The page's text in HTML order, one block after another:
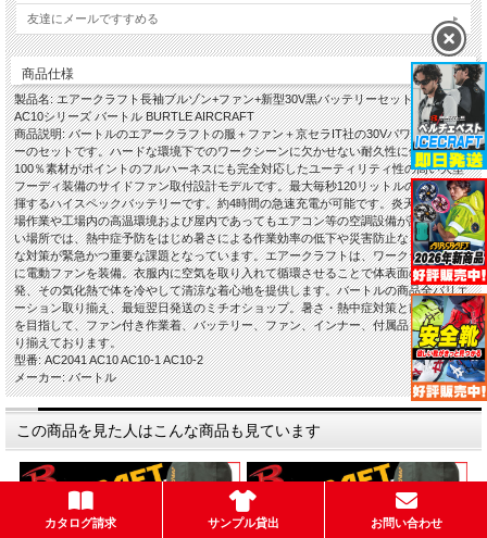
友達にメールですすめる
商品仕様
製品名: エアークラフト長袖ブルゾン+ファン+新型30V黒バッテリーセット AC2041
AC10シリーズ バートル BURTLE AIRCRAFT
商品説明: バートルのエアークラフトの服＋ファン＋京セラIT社の30Vパワーバッテリ
ーのセットです。ハードな環境下でのワークシーンに欠かせない耐久性に優れた綿
100％素材がポイントのフルハーネスにも完全対応したユーティリティ性の高い大型
フーディ装備のサイドファン取付設計モデルです。最大毎秒120リットルの風量を発
揮するハイスペックバッテリーです。約4時間の急速充電が可能です。炎天下での現
場作業や工場内の高温環境および屋内であってもエアコン等の空調設備が設置できな
い場所では、熱中症予防をはじめ暑さによる作業効率の低下や災害防止などさまざま
な対策が緊急かつ重要な課題となっています。エアークラフトは、ワークジャケット
に電動ファンを装備。衣服内に空気を取り入れて循環させることで体表面の汗が蒸
発、その気化熱で体を冷やして清涼な着心地を提供します。バートルの商品全バリエ
ーション取り揃え、最短翌日発送のミチオショップ。暑さ・熱中症対策と節電の両立
を目指して、ファン付き作業着、バッテリー、ファン、インナー、付属品まで全て取
り揃えております。
型番: AC2041 AC10 AC10-1 AC10-2
メーカー: バートル
この商品を見た人はこんな商品も見ています
カタログ請求 サンプル貸出 お問い合わせ